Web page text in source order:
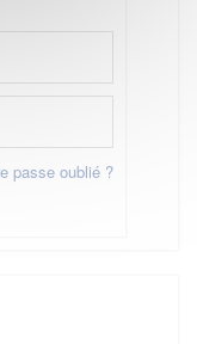
passe oublié ?